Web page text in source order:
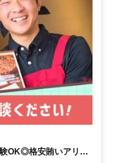
OK◎格安賄いアリ！